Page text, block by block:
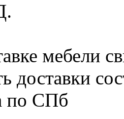
мебели
доставки
по СПб